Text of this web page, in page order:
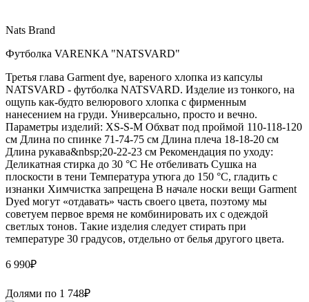
Nats Brand
Футболка VARENKA "NATSVARD"
Третья глава Garment dye, вареного хлопка из капсулы
NATSVARD - футболка NATSVARD. Изделие из тонкого, на
ощупь как-будто велюрового хлопка с фирменным
нанесением на груди. Универсально, просто и вечно.
Параметры изделий: XS-S-M Обхват под проймой 110-118-120
см Длина по спинке 71-74-75 см Длина плеча 18-18-20 см
Длина рукава&nbsp;20-22-23 см Рекомендация по уходу:
Деликатная стирка до 30 °C Не отбеливать Сушка на
плоскости в тени Температура утюга до 150 °C, гладить с
изнанки Химчистка запрещена В начале носки вещи Garment
Dyed могут «отдавать» часть своего цвета, поэтому мы
советуем первое время не комбинировать их с одеждой
светлых тонов. Такие изделия следует стирать при
температуре 30 градусов, отдельно от белья другого цвета.
6 990₽
Долями по 1 748₽